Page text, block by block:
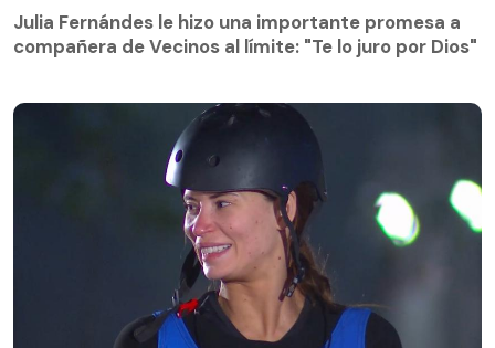
compañera de Vecinos al límite: "Te lo juro por Dios"
Julia Fernándes le hizo una importante promesa a
compañera de Vecinos al límite: "Te lo juro por Dios"